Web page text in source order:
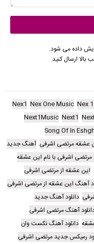
داده می شود.
ارسال کنید.
Nex
Nex One Music
Nex1
Next1
Next1Music
Song Of In
عشقه مرتضی اشرفی آهنگ جدید
اشرفی با نام این عشقه
این عشقه از مرتضی اشرفی
آهنگ این عشقه از مرتضی اشرفی
دانلود آهنگ جدید
آهنگ مرتضی اشرفی
دانلود آهنگ نکست وان
رمیکس جدید مرتضی اشرفی